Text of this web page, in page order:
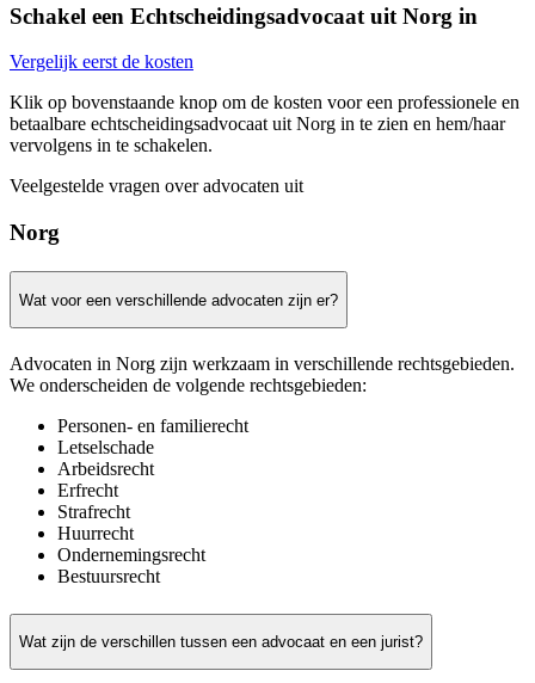
Schakel een Echtscheidingsadvocaat uit Norg in
Vergelijk eerst de kosten
Klik op bovenstaande knop om de kosten voor een professionele en
betaalbare echtscheidingsadvocaat uit Norg in te zien en hem/haar
vervolgens in te schakelen.
Veelgestelde vragen over advocaten uit
Norg
Wat voor een verschillende advocaten zijn er?
Advocaten in Norg zijn werkzaam in verschillende rechtsgebieden.
We onderscheiden de volgende rechtsgebieden:
Personen- en familierecht
Letselschade
Arbeidsrecht
Erfrecht
Strafrecht
Huurrecht
Ondernemingsrecht
Bestuursrecht
Wat zijn de verschillen tussen een advocaat en een jurist?